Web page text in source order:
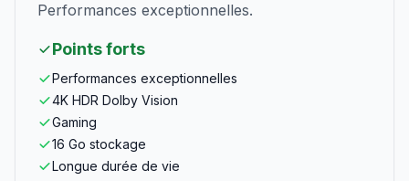
Performances exceptionnelles.
Points forts
Performances exceptionnelles
4K HDR Dolby Vision
Gaming
16 Go stockage
Longue durée de vie